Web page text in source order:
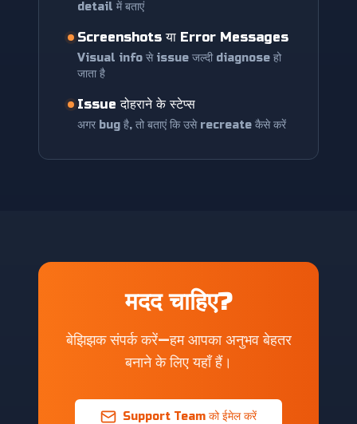
detail में बताएं
Screenshots या Error Messages
Visual info से issue जल्दी diagnose हो
जाता है
Issue दोहराने के स्टेप्स
अगर bug है, तो बताएं कि उसे recreate कैसे करें
मदद चाहिए?
बेझिझक संपर्क करें—हम आपका अनुभव बेहतर
बनाने के लिए यहाँ हैं।
Support Team को ईमेल करें